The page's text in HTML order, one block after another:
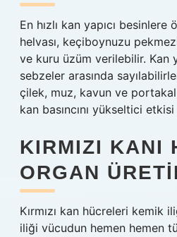
En hızlı kan yapıcı
helvası, keçiboynuzu
ve kuru üzüm verilebilir. Kan
sebzeler arasında
çilek, muz, kavun ve
kan basıncını yükseltici etkisi
KIRMIZI KANI
ORGAN
Kırmızı kan hücreleri kemik
iliği vücudun hemen hemen